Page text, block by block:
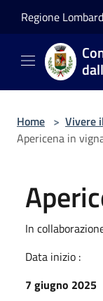
Regione
Home > Vivere
Apericena in
In
Data inizio :
7 giugno 2025